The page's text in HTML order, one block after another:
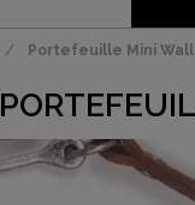
Portefeuille Mini